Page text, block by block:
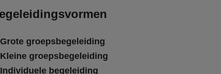
Grote groepsbegeleiding
Kleine groepsbegeleiding
Individuele begeleiding